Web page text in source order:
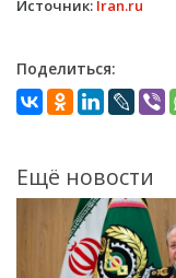
Источник: Iran.ru
Поделиться:
Ещё новости